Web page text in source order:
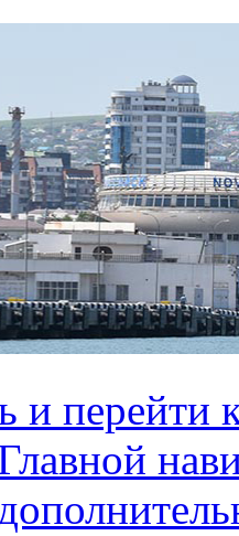
и перейти